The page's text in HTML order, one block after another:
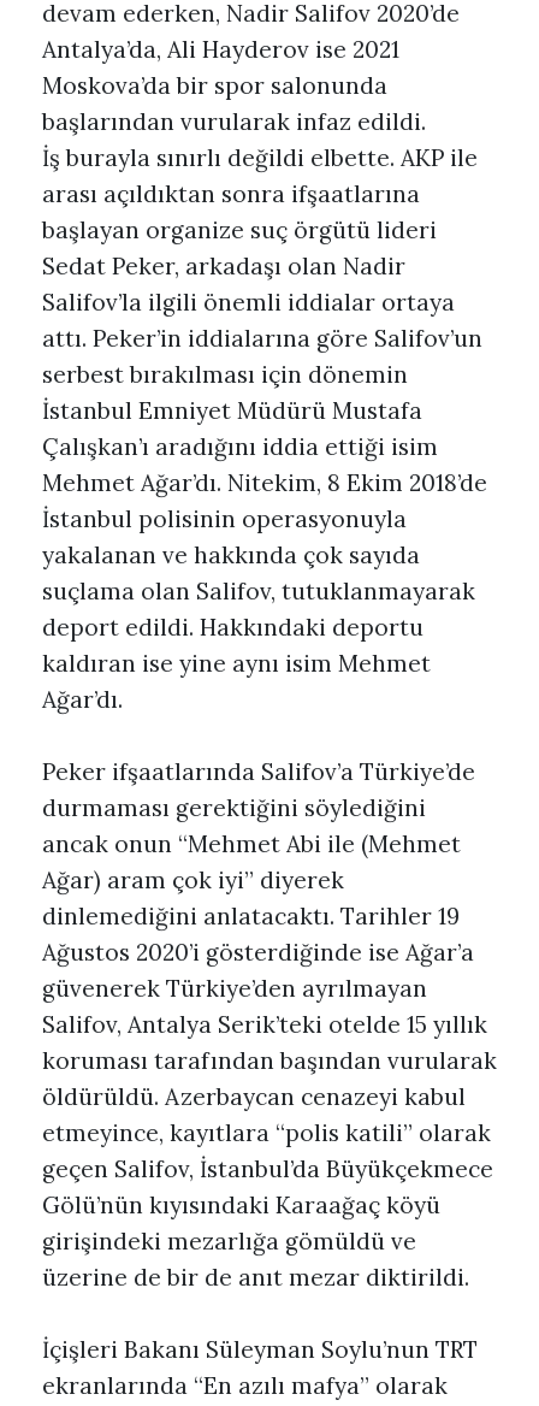
devam ederken, Nadir Salifov 2020’de
Antalya’da, Ali Hayderov ise 2021
Moskova’da bir spor salonunda
başlarından vurularak infaz edildi.
İş burayla sınırlı değildi elbette. AKP ile
arası açıldıktan sonra ifşaatlarına
başlayan organize suç örgütü lideri
Sedat Peker, arkadaşı olan Nadir
Salifov’la ilgili önemli iddialar ortaya
attı. Peker’in iddialarına göre Salifov’un
serbest bırakılması için dönemin
İstanbul Emniyet Müdürü Mustafa
Çalışkan’ı aradığını iddia ettiği isim
Mehmet Ağar’dı. Nitekim, 8 Ekim 2018’de
İstanbul polisinin operasyonuyla
yakalanan ve hakkında çok sayıda
suçlama olan Salifov, tutuklanmayarak
deport edildi. Hakkındaki deportu
kaldıran ise yine aynı isim Mehmet
Ağar’dı.
Peker ifşaatlarında Salifov’a Türkiye’de
durmaması gerektiğini söylediğini
ancak onun “Mehmet Abi ile (Mehmet
Ağar) aram çok iyi” diyerek
dinlemediğini anlatacaktı. Tarihler 19
Ağustos 2020’i gösterdiğinde ise Ağar’a
güvenerek Türkiye’den ayrılmayan
Salifov, Antalya Serik’teki otelde 15 yıllık
koruması tarafından başından vurularak
öldürüldü. Azerbaycan cenazeyi kabul
etmeyince, kayıtlara “polis katili” olarak
geçen Salifov, İstanbul’da Büyükçekmece
Gölü’nün kıyısındaki Karaağaç köyü
girişindeki mezarlığa gömüldü ve
üzerine de bir de anıt mezar diktirildi.
İçişleri Bakanı Süleyman Soylu’nun TRT
ekranlarında “En azılı mafya” olarak